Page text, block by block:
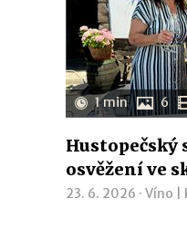
1 min 6
osvěžení ve
23. 6. 2026 · Víno